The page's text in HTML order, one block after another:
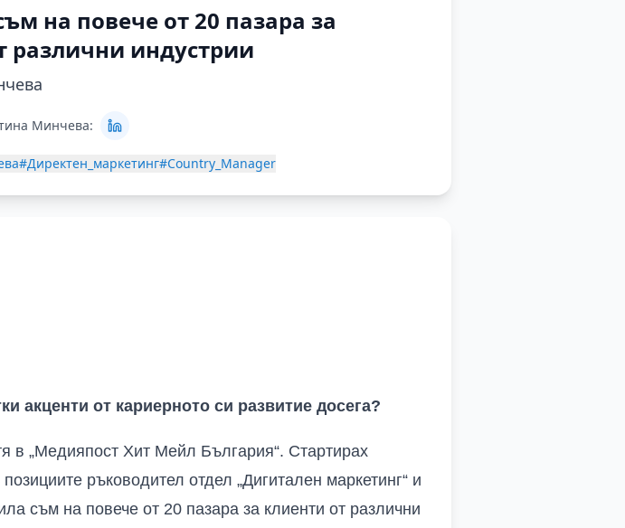
на повече от 20 пазара за
различни индустрии
Минчева:
#Директен_маркетинг#Country_Manager
акценти от кариерното си развитие досега?
в „Медияпост Хит Мейл България“. Стартирах
ръководител отдел „Дигитален маркетинг“ и
съм на повече от 20 пазара за клиенти от различни